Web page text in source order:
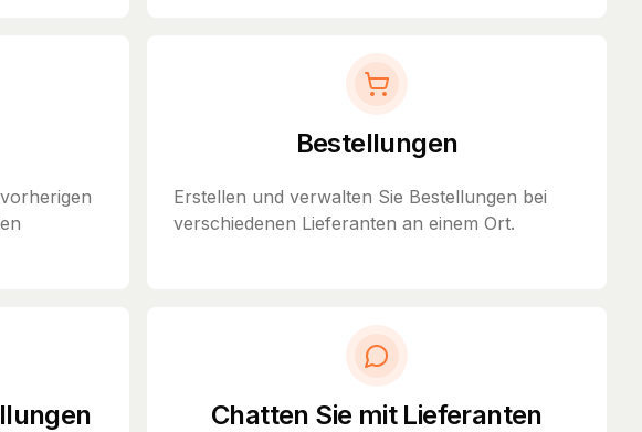
Bestellungen
Erstellen und verwalten Sie Bestellungen bei
verschiedenen Lieferanten an einem Ort.
Chatten Sie mit Lieferanten